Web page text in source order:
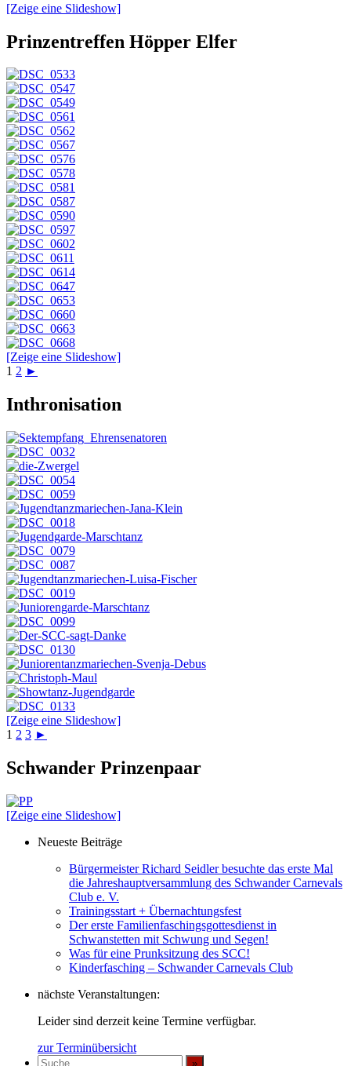
[Zeige eine Slideshow]
Prinzentreffen Höpper Elfer
[Zeige eine Slideshow]
1 2 ►
Inthronisation
[Zeige eine Slideshow]
1 2 3 ►
Schwander Prinzenpaar
[Zeige eine Slideshow]
Neueste Beiträge
Bürgermeister Richard Seidler besuchte das erste Mal
die Jahreshauptversammlung des Schwander Carnevals
Club e. V.
Trainingsstart + Übernachtungsfest
Der erste Familienfaschingsgottesdienst in
Schwanstetten mit Schwung und Segen!
Was für eine Prunksitzung des SCC!
Kinderfasching – Schwander Carnevals Club
nächste Veranstaltungen:
Leider sind derzeit keine Termine verfügbar.
zur Terminübersicht